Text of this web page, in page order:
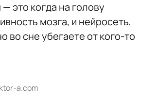
это когда на голову
мозга, и нейросеть,
во сне убегаете от кого-то
a.com